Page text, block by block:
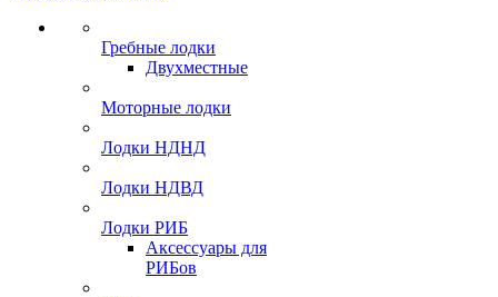
Гребные лодки
Двухместные
Моторные лодки
Лодки НДНД
Лодки НДВД
Лодки РИБ
Аксессуары для
РИБов